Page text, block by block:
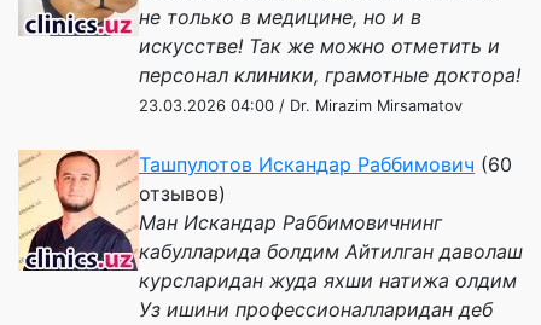
не только в медицине, но и в
искусстве! Так же можно отметить и
персонал клиники, грамотные доктора!
23.03.2026 04:00 / Dr. Mirazim Mirsamatov
Ташпулотов Искандар Раббимович (60
отзывов)
Ман Искандар Раббимовичнинг
кабулларида болдим Айтилган даволаш
курсларидан жуда яхши натижа олдим
Уз ишини профессионалларидан деб